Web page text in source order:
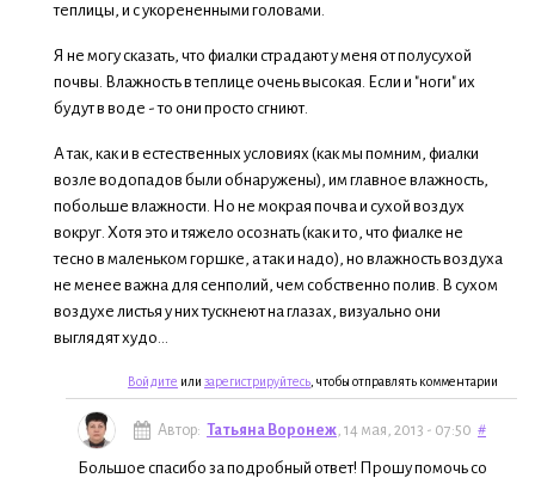
теплицы, и с укорененными головами.
Я не могу сказать, что фиалки страдают у меня от полусухой
почвы. Влажность в теплице очень высокая. Если и "ноги" их
будут в воде - то они просто сгниют.
А так, как и в естественных условиях (как мы помним, фиалки
возле водопадов были обнаружены), им главное влажность,
побольше влажности. Но не мокрая почва и сухой воздух
вокруг. Хотя это и тяжело осознать (как и то, что фиалке не
тесно в маленьком горшке, а так и надо), но влажность воздуха
не менее важна для сенполий, чем собственно полив. В сухом
воздухе листья у них тускнеют на глазах, визуально они
выглядят худо...
Войдите или зарегистрируйтесь , чтобы отправлять комментарии
Автор: Татьяна Воронеж, 14 мая, 2013 - 07:50 #
Большое спасибо за подробный ответ! Прошу помочь со